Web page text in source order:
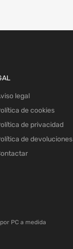
legal
de cookies
de privacidad
de devoluciones
PC a medida